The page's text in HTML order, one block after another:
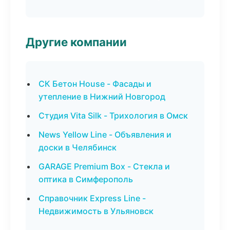
Другие компании
СК Бетон House - Фасады и
утепление в Нижний Новгород
Студия Vita Silk - Трихология в Омск
News Yellow Line - Объявления и
доски в Челябинск
GARAGE Premium Box - Стекла и
оптика в Симферополь
Справочник Express Line -
Недвижимость в Ульяновск